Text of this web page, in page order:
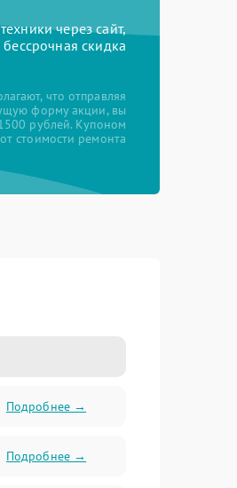
через сайт,
скидка
что отправляя
форму акции, вы
рублей. Купоном
стоимости ремонта
Подробнее →
Подробнее →